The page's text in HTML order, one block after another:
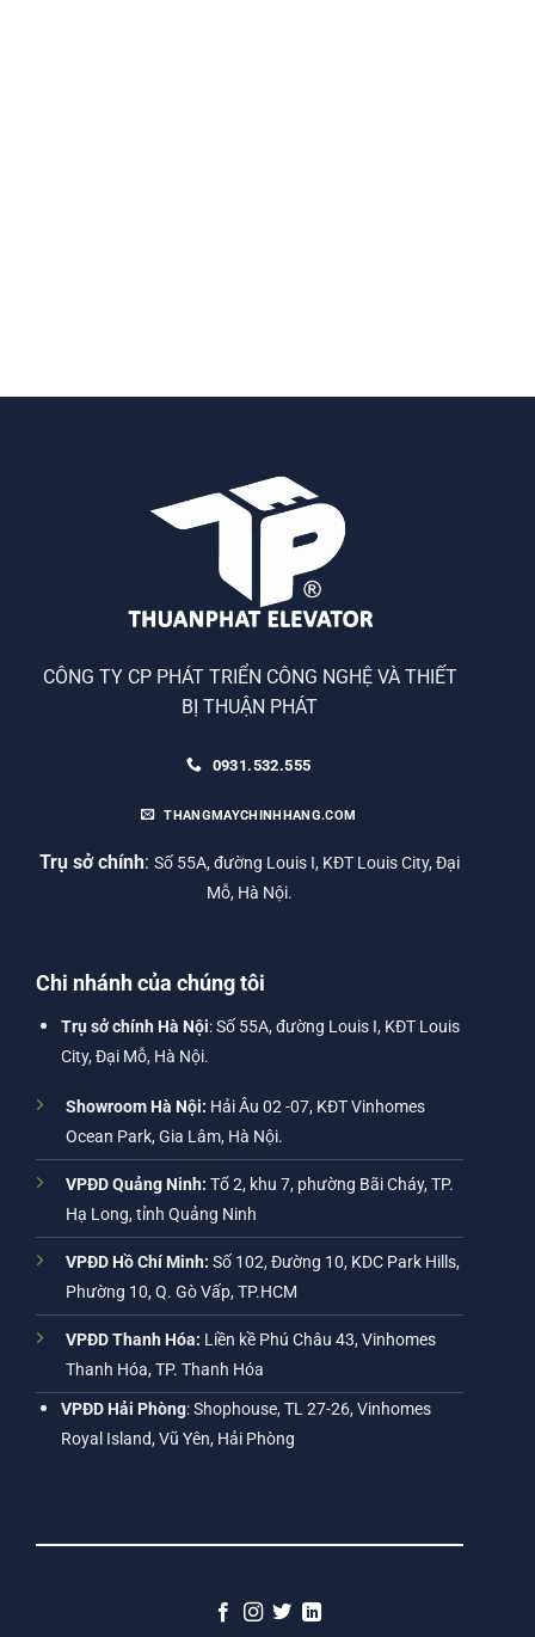
CÔNG TY CP PHÁT TRIỂN CÔNG NGHỆ VÀ THIẾT
BỊ THUẬN PHÁT
0931.532.555
THANGMAYCHINHHANG.COM
Trụ sở chính: Số 55A, đường Louis I, KĐT Louis City, Đại
Mỗ, Hà Nội.
Chi nhánh của chúng tôi
Trụ sở chính Hà Nội: Số 55A, đường Louis I, KĐT Louis
City, Đại Mỗ, Hà Nội.
Showroom Hà Nội: Hải Âu 02 -07, KĐT Vinhomes
Ocean Park, Gia Lâm, Hà Nội.
VPĐD Quảng Ninh: Tổ 2, khu 7, phường Bãi Cháy, TP.
Hạ Long, tỉnh Quảng Ninh
VPĐD Hồ Chí Minh: Số 102, Đường 10, KDC Park Hills,
Phường 10, Q. Gò Vấp, TP.HCM
VPĐD Thanh Hóa: Liền kề Phú Châu 43, Vinhomes
Thanh Hóa, TP. Thanh Hóa
VPĐD Hải Phòng: Shophouse, TL 27-26, Vinhomes
Royal Island, Vũ Yên, Hải Phòng